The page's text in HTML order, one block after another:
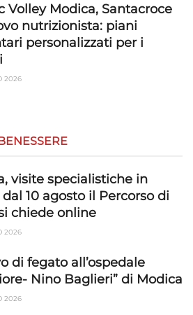
Volley Modica, Santacroce
nutrizionista: piani
personalizzati per i
2026
visite specialistiche in
10 agosto il Percorso di
chiede online
2026
di fegato all’ospedale
Nino Baglieri” di Modica
2026